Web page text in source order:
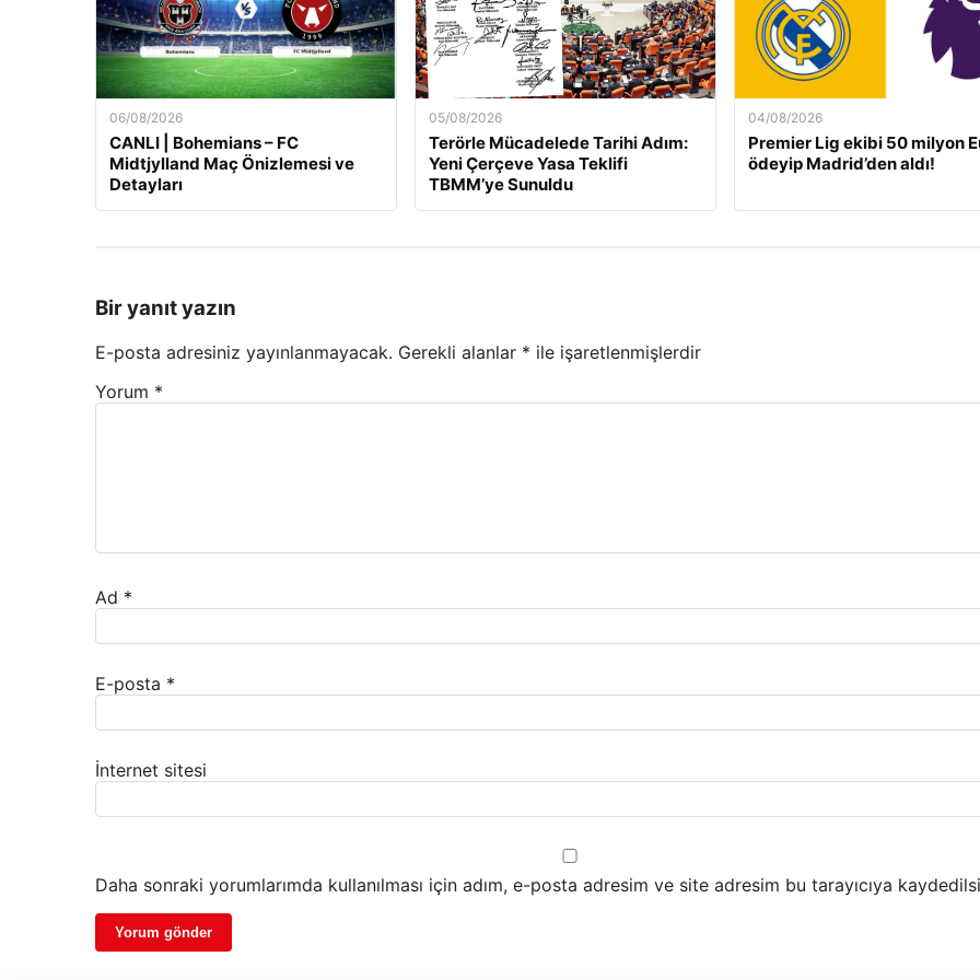
06/08/2026
CANLI | Bohemians – FC
Midtjylland Maç Önizlemesi ve
Detayları
05/08/2026
Terörle Mücadelede Tarihi Adım:
Yeni Çerçeve Yasa Teklifi
TBMM’ye Sunuldu
04/08/2026
Premier Lig ekibi 50 milyon
ödeyip Madrid’den aldı!
Bir yanıt yazın
E-posta adresiniz yayınlanmayacak. Gerekli alanlar * ile işaretlenmişlerdir
Yorum *
Ad *
E-posta *
İnternet sitesi
Daha sonraki yorumlarımda kullanılması için adım, e-posta adresim ve site adresim bu tarayıcıya